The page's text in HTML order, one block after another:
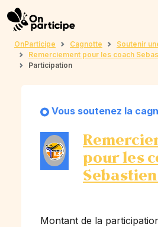
OnParticipe Cagnotte Soutenir
Remerciement pour les coach
Participation
Vous soutenez la
pour les
Montant de la